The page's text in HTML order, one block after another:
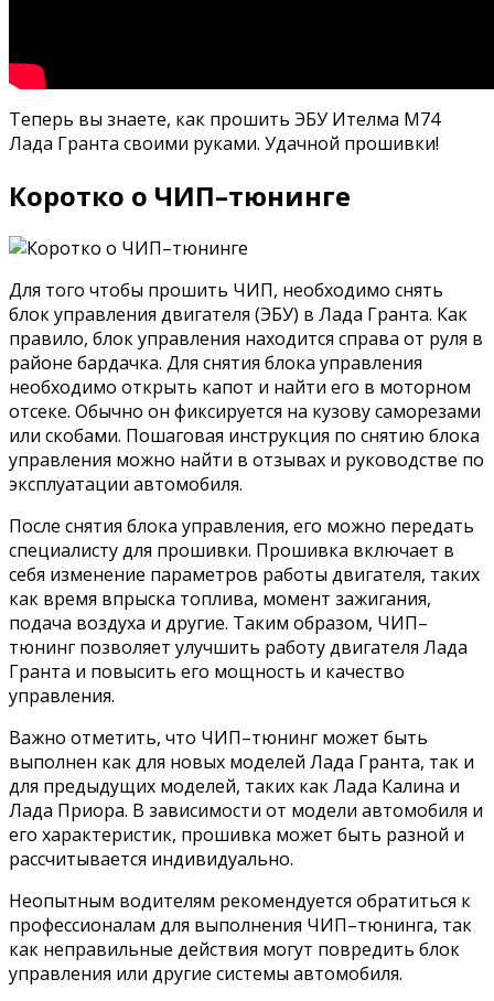
Теперь вы знаете, как прошить ЭБУ Ителма М74
Лада Гранта своими руками. Удачной прошивки!
Коротко о ЧИП–тюнинге
Для того чтобы прошить ЧИП, необходимо снять
блок управления двигателя (ЭБУ) в Лада Гранта. Как
правило, блок управления находится справа от руля в
районе бардачка. Для снятия блока управления
необходимо открыть капот и найти его в моторном
отсеке. Обычно он фиксируется на кузову саморезами
или скобами. Пошаговая инструкция по снятию блока
управления можно найти в отзывах и руководстве по
эксплуатации автомобиля.
После снятия блока управления, его можно передать
специалисту для прошивки. Прошивка включает в
себя изменение параметров работы двигателя, таких
как время впрыска топлива, момент зажигания,
подача воздуха и другие. Таким образом, ЧИП–
тюнинг позволяет улучшить работу двигателя Лада
Гранта и повысить его мощность и качество
управления.
Важно отметить, что ЧИП–тюнинг может быть
выполнен как для новых моделей Лада Гранта, так и
для предыдущих моделей, таких как Лада Калина и
Лада Приора. В зависимости от модели автомобиля и
его характеристик, прошивка может быть разной и
рассчитывается индивидуально.
Неопытным водителям рекомендуется обратиться к
профессионалам для выполнения ЧИП–тюнинга, так
как неправильные действия могут повредить блок
управления или другие системы автомобиля.